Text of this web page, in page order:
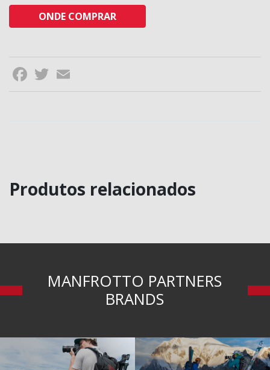
ONDE COMPRAR
Facebook
Twitter
Produtos relacionados
MANFROTTO PARTNERS
BRANDS